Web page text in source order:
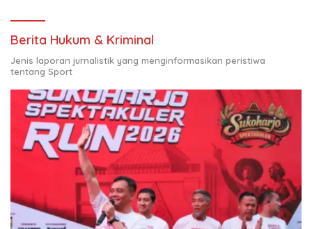
Berita Hukum & Kriminal
Jenis laporan jurnalistik yang menginformasikan peristiwa
tentang Sport